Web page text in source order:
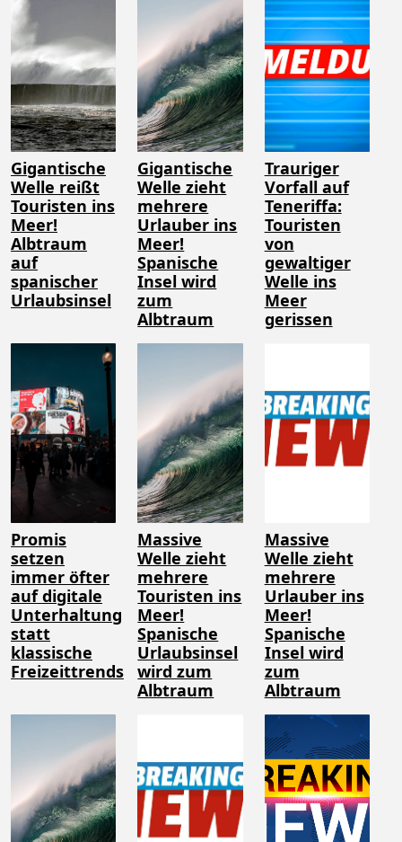
Gigantische
Welle reißt
Touristen ins
Meer!
Albtraum
auf
spanischer
Urlaubsinsel
Gigantische
Welle zieht
mehrere
Urlauber ins
Meer!
Spanische
Insel wird
zum
Albtraum
Trauriger
Vorfall auf
Teneriffa:
Touristen
von
gewaltiger
Welle ins
Meer
gerissen
Promis
setzen
immer öfter
auf digitale
Unterhaltung
statt
klassische
Freizeittrends
Massive
Welle zieht
mehrere
Touristen ins
Meer!
Spanische
Urlaubsinsel
wird zum
Albtraum
Massive
Welle zieht
mehrere
Urlauber ins
Meer!
Spanische
Insel wird
zum
Albtraum